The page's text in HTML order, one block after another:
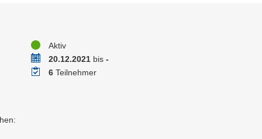
StatusAktiv
Zeitraum20.12.2021 bis-
Teilnehmer
6 Teilnehmer